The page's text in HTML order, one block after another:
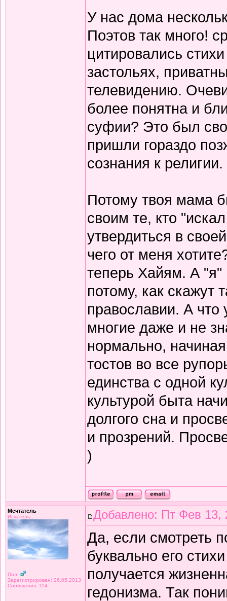
У нас дома
Поэтов так много!
цитировались
застольях,
телевидению.
более понятна и
суфии? Это был
пришли гораздо
сознания к религии.
Потому твоя мама
своим те, кто
утвердиться в
чего от меня
теперь Хайям. А "я"
потому, как скажут
православии. А что
многие даже и не
нормально,
тостов во все
единства с одной
культурой быта
долгого сна и
и прозрений.
)
Мечтатель
Искатель
Пол:
Зарегистрирован: 26.05.2013
Сообщения: 114
Добавлено: Пт Фев 13,
Да, если смотреть
буквально его
получается
гедонизма. Так